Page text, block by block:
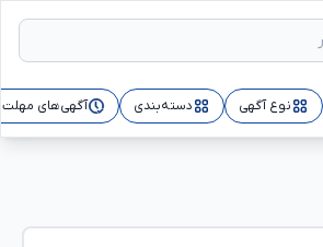
نوع آگهی دسته‌بندی آگهی‌های